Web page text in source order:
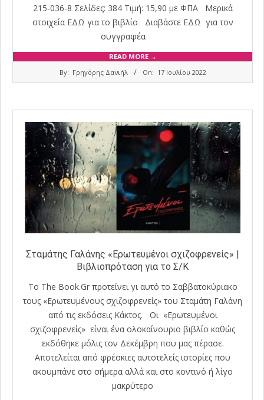
215-036-8 Σελίδες: 384 Τιμή: 15,90 με ΦΠΑ Μερικά
στοιχεία ΕΔΩ για το βιβλίο Διαβάστε ΕΔΩ για τον
συγγραφέα
READ MORE →
By: Γρηγόρης Δανιήλ On: 17 Ιουλίου 2022
Σταμάτης Γαλάνης «Ερωτευμένοι σχιζοφρενείς» |
Βιβλιοπρόταση για το Σ/Κ
Το The Book.Gr προτείνει γι αυτό το Σαββατοκύριακο
τους «Ερωτευμένους σχιζοφρενείς» του Σταμάτη Γαλάνη
από τις εκδόσεις Κάκτος. Οι «Ερωτευμένοι
σχιζοφρενείς» είναι ένα ολοκαίνουριο βιβλίο καθώς
εκδόθηκε μόλις τον Δεκέμβρη που μας πέρασε.
Αποτελείται από φρέσκιες αυτοτελείς ιστορίες που
ακουμπάνε στο σήμερα αλλά και στο κοντινό ή λίγο
μακρύτερο